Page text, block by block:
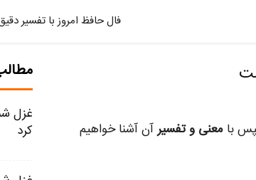
فال حافظ امروز با تفسیر
با معنی و تفسیرآن آشنا خواهیم
کرد